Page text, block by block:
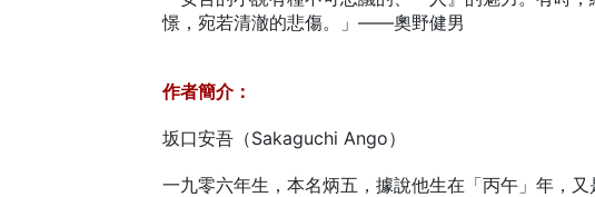
憬，宛若清澈的悲傷。」——奧野健男
作者簡介：
坂口安吾（Sakaguchi Ango）
一九零六年生，本名炳五，據說他生在「丙午」年，